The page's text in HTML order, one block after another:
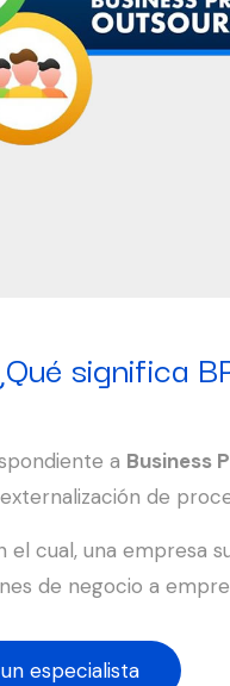
significa
a Business
de
el cual, una empresa
de negocio a
especialista